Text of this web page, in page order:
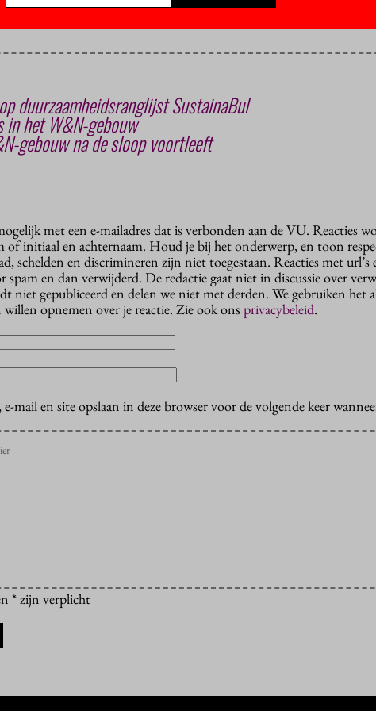
duurzaamheidsranglijst SustainaBul
in het W&N-gebouw
gebouw na de sloop voortleeft
met een e-mailadres dat is verbonden aan de VU. Reacties
of initiaal en achternaam. Houd je bij het onderwerp, en toon
schelden en discrimineren zijn niet toegestaan. Reacties met
spam en dan verwijderd. De redactie gaat niet in discussie over
niet gepubliceerd en delen we niet met derden. We gebruiken het
willen opnemen over je reactie. Zie ook onsprivacybeleid.
mail en site opslaan in deze browser voor de volgende keer
* zijn verplicht